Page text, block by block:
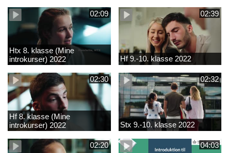
02:09
Htx 8. klasse (Mine
introkurser) 2022
02:39
Hf 9.-10. klasse 2022
02:30
Hf 8. klasse (Mine
introkurser) 2022
02:32
Stx 9.-10. klasse 2022
02:20 04:03